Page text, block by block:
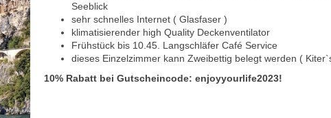
Seeblick
sehr schnelles Internet ( Glasfaser )
klimatisierender high Quality Deckenventilator
Frühstück bis 10.45. Langschläfer Café Service
dieses Einzelzimmer kann Zweibettig belegt werden (
10% Rabatt bei Gutscheincode: enjoyyourlife2023!